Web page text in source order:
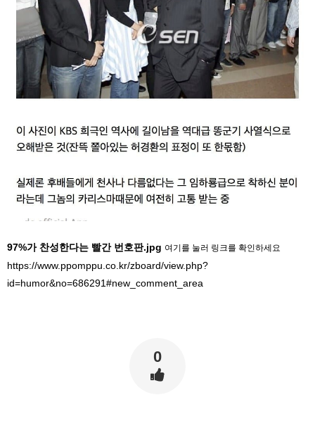
97%가 찬성한다는 빨간 번호판.jpg 여기를 눌러 링크를 확인하세요
https://www.ppomppu.co.kr/zboard/view.php?
id=humor&no=686291#new_comment_area
0